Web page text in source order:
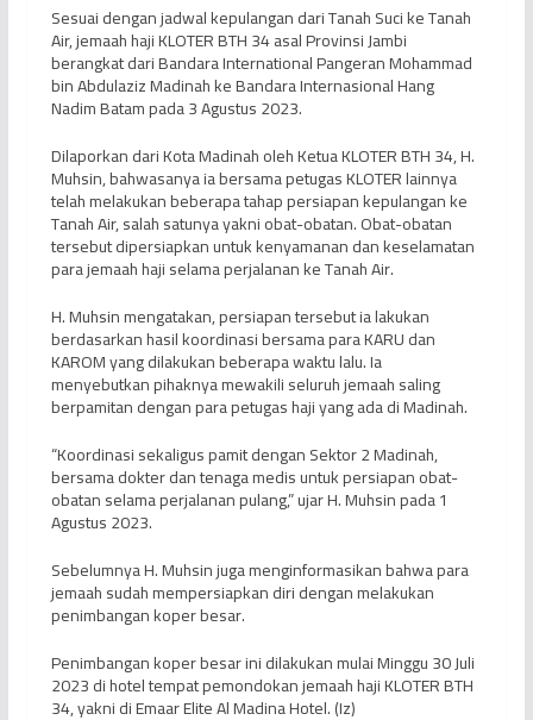
Sesuai dengan jadwal kepulangan dari Tanah Suci ke Tanah
Air, jemaah haji KLOTER BTH 34 asal Provinsi Jambi
berangkat dari Bandara International Pangeran Mohammad
bin Abdulaziz Madinah ke Bandara Internasional Hang
Nadim Batam pada 3 Agustus 2023.
Dilaporkan dari Kota Madinah oleh Ketua KLOTER BTH 34, H.
Muhsin, bahwasanya ia bersama petugas KLOTER lainnya
telah melakukan beberapa tahap persiapan kepulangan ke
Tanah Air, salah satunya yakni obat-obatan. Obat-obatan
tersebut dipersiapkan untuk kenyamanan dan keselamatan
para jemaah haji selama perjalanan ke Tanah Air.
H. Muhsin mengatakan, persiapan tersebut ia lakukan
berdasarkan hasil koordinasi bersama para KARU dan
KAROM yang dilakukan beberapa waktu lalu. Ia
menyebutkan pihaknya mewakili seluruh jemaah saling
berpamitan dengan para petugas haji yang ada di Madinah.
“Koordinasi sekaligus pamit dengan Sektor 2 Madinah,
bersama dokter dan tenaga medis untuk persiapan obat-
obatan selama perjalanan pulang,” ujar H. Muhsin pada 1
Agustus 2023.
Sebelumnya H. Muhsin juga menginformasikan bahwa para
jemaah sudah mempersiapkan diri dengan melakukan
penimbangan koper besar.
Penimbangan koper besar ini dilakukan mulai Minggu 30 Juli
2023 di hotel tempat pemondokan jemaah haji KLOTER BTH
34, yakni di Emaar Elite Al Madina Hotel. (Iz)